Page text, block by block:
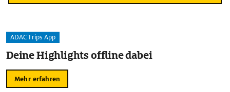
ADAC Trips App
Deine Highlights offline dabei
Mehr erfahren